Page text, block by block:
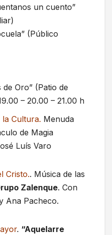
un cuento”
(Público
de Oro” (Patio de
– 20.00 – 21.00 h
la Cultura. Menuda
de Magia
Luís Varo
Cristo.. Música de las
Zalenque. Con
Ana Pacheco.
. “Aquelarre